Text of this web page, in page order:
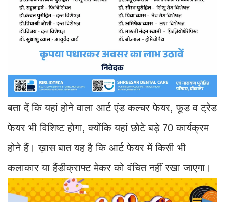
बता दें कि यहां होने वाला आर्ट एंड कल्चर फेयर, फूड व ट्रेड
फेयर भी विशिष्ट होगा, क्योंकि यहां छोटे बड़े 70 कार्यक्रम
होने हैं। ख़ास बात यह है कि आर्ट फेयर में किसी भी
कलाकार या हैंडीक्राफ्ट मेकर को वंचित नहीं रखा जाएगा।